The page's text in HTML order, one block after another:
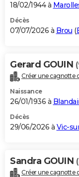
18/02/1944 à
Décès
07/07/2026 à Brou (
Gerard GOUIN
Créer une cagnotte
Naissance
26/01/1936 à
Décès
29/06/2026 à Vic-
Sandra GOUIN
Créer une cagnotte